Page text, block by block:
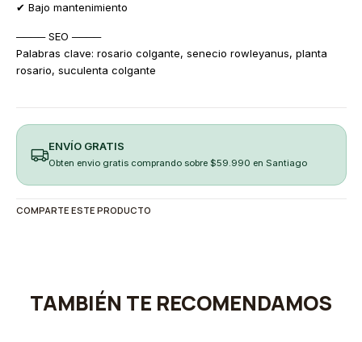
✔ Bajo mantenimiento
──── SEO ────
Palabras clave: rosario colgante, senecio rowleyanus, planta
rosario, suculenta colgante
ENVÍO GRATIS
Obten envio gratis comprando sobre $59.990 en Santiago
COMPARTE ESTE PRODUCTO
TAMBIÉN TE RECOMENDAMOS